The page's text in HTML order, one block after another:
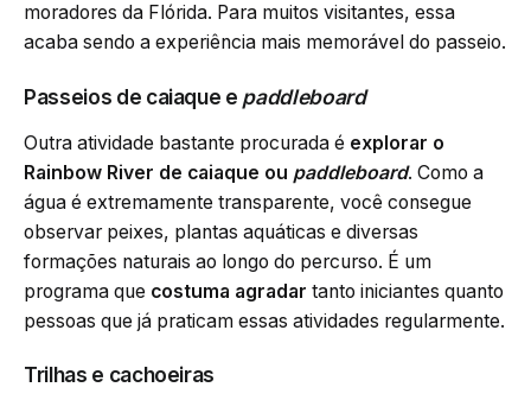
moradores da Flórida. Para muitos visitantes, essa
acaba sendo a experiência mais memorável do passeio.
Passeios de caiaque e paddleboard
Outra atividade bastante procurada é explorar o
Rainbow River de caiaque ou paddleboard. Como a
água é extremamente transparente, você consegue
observar peixes, plantas aquáticas e diversas
formações naturais ao longo do percurso. É um
programa que costuma agradar tanto iniciantes quanto
pessoas que já praticam essas atividades regularmente.
Trilhas e cachoeiras